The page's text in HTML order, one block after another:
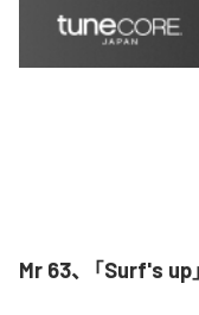
Mr 63、「Surf's up